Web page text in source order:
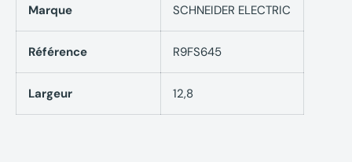
Marque SCHNEIDER ELECTRIC
Référence R9FS645
Largeur 12,8